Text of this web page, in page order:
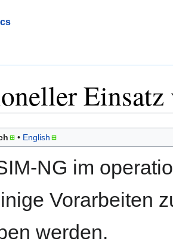
English
NG im
Vorarbeiten
werden.